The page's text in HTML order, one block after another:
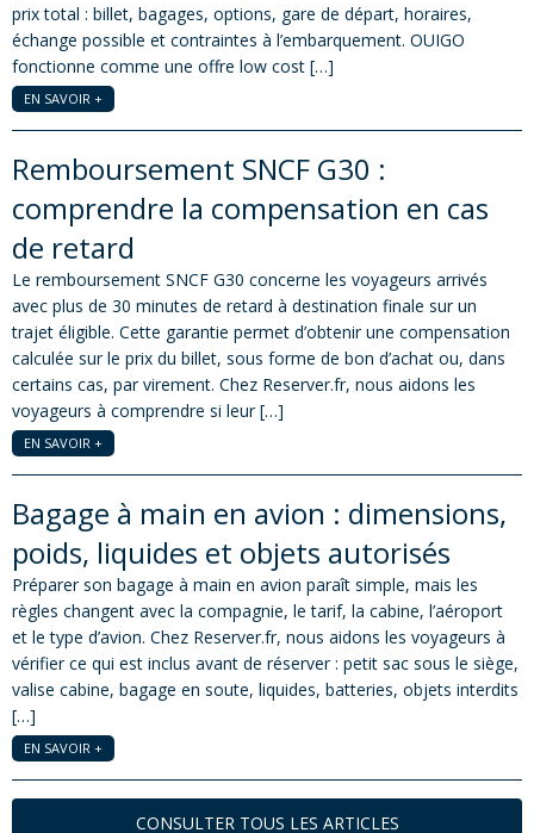
prix total : billet, bagages, options, gare de départ, horaires,
échange possible et contraintes à l’embarquement. OUIGO
fonctionne comme une offre low cost […]
EN SAVOIR +
Remboursement SNCF G30 :
comprendre la compensation en cas
de retard
Le remboursement SNCF G30 concerne les voyageurs arrivés
avec plus de 30 minutes de retard à destination finale sur un
trajet éligible. Cette garantie permet d’obtenir une compensation
calculée sur le prix du billet, sous forme de bon d’achat ou, dans
certains cas, par virement. Chez Reserver.fr, nous aidons les
voyageurs à comprendre si leur […]
EN SAVOIR +
Bagage à main en avion : dimensions,
poids, liquides et objets autorisés
Préparer son bagage à main en avion paraît simple, mais les
règles changent avec la compagnie, le tarif, la cabine, l’aéroport
et le type d’avion. Chez Reserver.fr, nous aidons les voyageurs à
vérifier ce qui est inclus avant de réserver : petit sac sous le siège,
valise cabine, bagage en soute, liquides, batteries, objets interdits
[…]
EN SAVOIR +
CONSULTER TOUS LES ARTICLES